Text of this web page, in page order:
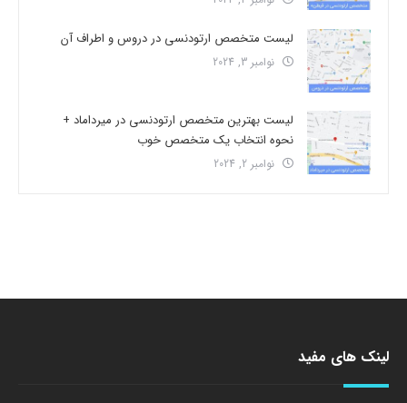
لیست متخصص ارتودنسی در دروس و اطراف آن
نوامبر 3, 2024
لیست بهترین متخصص ارتودنسی در میرداماد +
نحوه انتخاب یک متخصص خوب
نوامبر 2, 2024
لینک های مفید